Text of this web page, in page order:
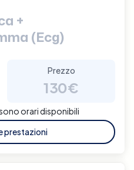
+
(Ecg)
Prezzo
130€
orari disponibili
prestazioni